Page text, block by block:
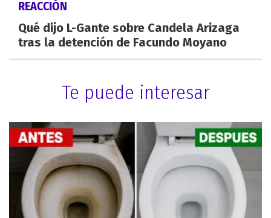
REACCIÓN
Qué dijo L-Gante sobre Candela Arizaga
tras la detención de Facundo Moyano
Te puede interesar